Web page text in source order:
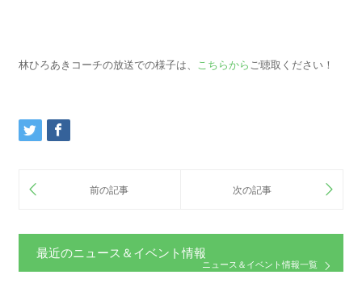
林ひろあきコーチの放送での様子は、 こちらから ご聴取ください！
最近のニュース＆イベント情報
ニュース＆イベント情報一覧